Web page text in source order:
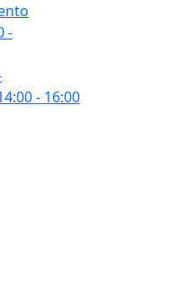
-
- 16:00